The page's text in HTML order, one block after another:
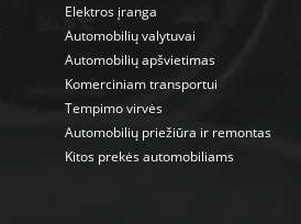
Elektros įranga
Automobilių valytuvai
Automobilių apšvietimas
Komerciniam transportui
Tempimo virvės
Automobilių priežiūra ir remontas
Kitos prekės automobiliams